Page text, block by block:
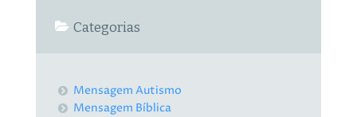
Categorias
Mensagem Autismo
Mensagem Bíblica